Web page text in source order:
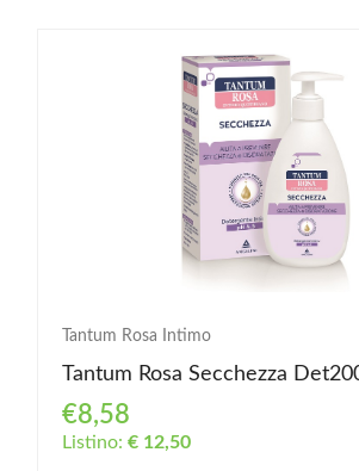
Tantum Rosa Intimo
Tantum Rosa Secchezza
€8,58
Listino: € 12,50